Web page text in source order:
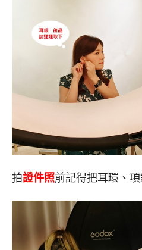
拍證件照前記得把耳環、